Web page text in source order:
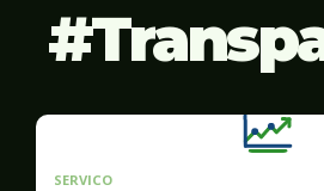
SERVICO